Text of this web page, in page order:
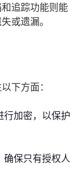
追踪功能则能
或遗漏。
下方面：
行加密，以保护
确保只有授权人